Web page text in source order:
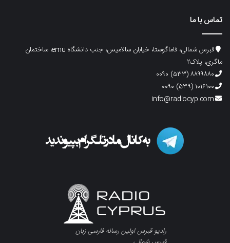
تماس با ما
قبرس شمالی، فاماگوستا، خیابان سالامیس، جنب دانشگاه emu، ساختمان
ماگری، پلاک۲
۸۸۹۹۸۸۰ (۵۳۳) ۰۰۹۰
۱۰۱۶۱۰۰ (۵۳۹) ۰۰۹۰
info@radiocyp.com
رادیو قبرس اولین رسانه فارسی زبان